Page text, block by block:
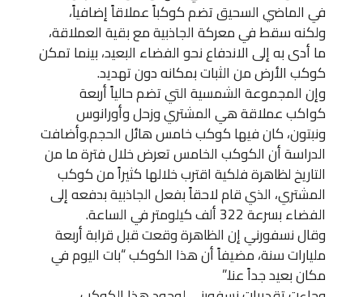
في الماضي السحيق تضم كوكباً عملاقاً إضافياً،
ولكنه سقط في معركة الجاذبية مع بقية العملاقة،
ما أدى به إلى الاندفاع نحو الفضاء البعيد، بينما تمكن
كوكب الأرض من الثبات بمكانه دون تهديد.
وإن المجموعة الشمسية التي تضم حالياً أربعة
كواكب عملاقة هي المشتري وزحل وأورانوس
ونبتون، كان فيها كوكب خامس هائل الحجم.وأضافت
الدراسة أن الكوكب الخامس تعرض خلال فترة ما من
التاريخ لظاهرة فلكية اقترب خلالها كثيراً من كوكب
المشتري، الذي قام لاحقاً بفعل الجاذبية بدفعه إلى
الفضاء بسرعة 322 ألف كيلومتر في الساعة.
وقال نسفورني إن الظاهرة وقعت قبل قرابة أربعة
مليارات سنة، مضيفاً أن هذا الكوكب “بات اليوم في
مكان بعيد جداً عنا.”